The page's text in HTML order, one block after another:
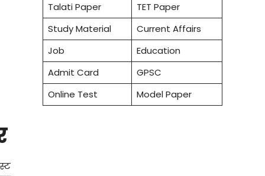
Talati Paper
TET Paper
Study Material
Current Affairs
Job
Education
Admit Card
GPSC
Online Test
Model Paper